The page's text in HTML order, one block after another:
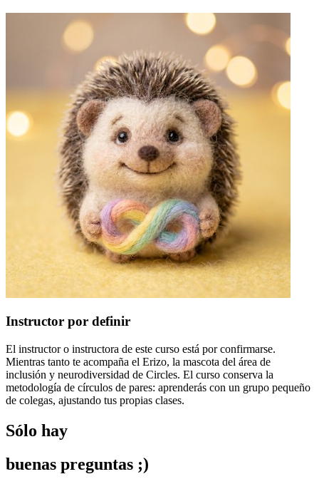
Instructor por definir
El instructor o instructora de este curso está por confirmarse.
Mientras tanto te acompaña el Erizo, la mascota del área de
inclusión y neurodiversidad de Circles. El curso conserva la
metodología de círculos de pares: aprenderás con un grupo pequeño
de colegas, ajustando tus propias clases.
Sólo hay
buenas preguntas ;)